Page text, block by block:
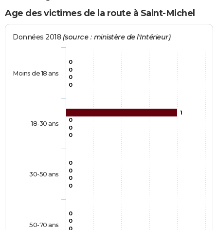
Age des victimes de la route à Saint-Michel
Données 2018 (source : ministère de l'Intérieur)
0
1
0
0
0
0
0
0
0
0
0
0
0
0
0
Moins de 18 ans
18-30 ans
30-50 ans
50-70 ans